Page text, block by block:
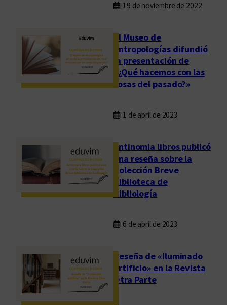
19 de noviembre de 2022
El Museo de
Antropologías difundió
la presentación de
«¿Qué hacemos con las
cosas del pasado?»
1 de abril de 2023
Antinomia libros publicó
una reseña sobre la
Colección Breve
Biblioteca de
Bibliología
6 de abril de 2023
Reseña de «Iluminado
artificio» en la Revista
Otra Parte